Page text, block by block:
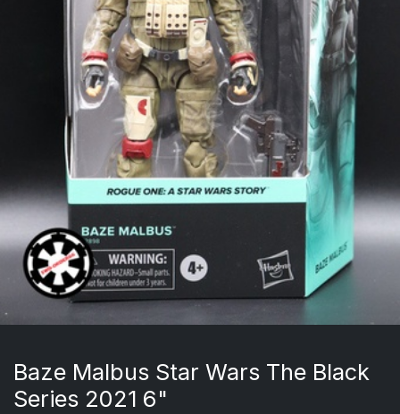
Baze Malbus Star Wars The Black
Series 2021 6"